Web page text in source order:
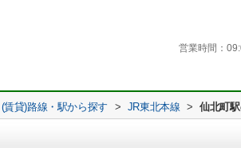
営業時間：
(賃貸)路線・駅から探す > JR東北本線 > 仙北町